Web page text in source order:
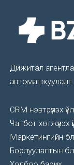
Дижитал
автоматжуулалт.
CRM нэвтрүүлэх
Чатбот хөгжүүлэх
Маркетингийн
Борлуулалтын